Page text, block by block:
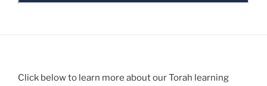
Click below to learn more about our Torah learning